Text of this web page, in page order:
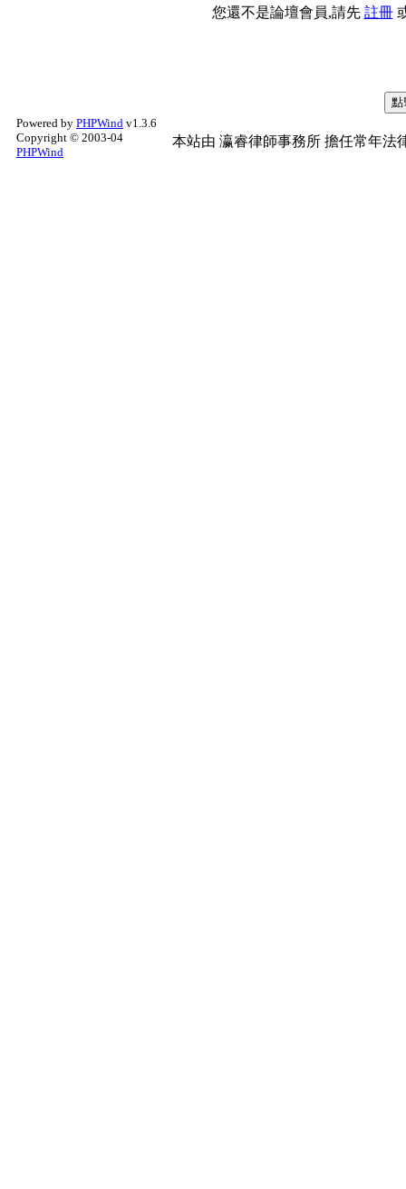
您還不是論壇會員,請先 註冊
Powered by PHPWind v1.3.6
Copyright © 2003-04
PHPWind
本站由 瀛睿律師事務所 擔任常年法